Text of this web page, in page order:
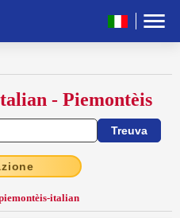
- Piemontèis
italian